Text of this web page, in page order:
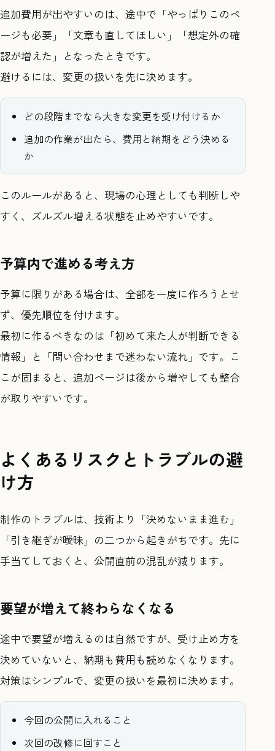
追加費用が出やすいのは、途中で「やっぱりこのペ
ージも必要」「文章も直してほしい」「想定外の確
認が増えた」となったときです。
避けるには、変更の扱いを先に決めます。
どの段階までなら大きな変更を受け付けるか
追加の作業が出たら、費用と納期をどう決める
か
このルールがあると、現場の心理としても判断しや
すく、ズルズル増える状態を止めやすいです。
予算内で進める考え方
予算に限りがある場合は、全部を一度に作ろうとせ
ず、優先順位を付けます。
最初に作るべきなのは「初めて来た人が判断できる
情報」と「問い合わせまで迷わない流れ」です。こ
こが固まると、追加ページは後から増やしても整合
が取りやすいです。
よくあるリスクとトラブルの避
け方
制作のトラブルは、技術より「決めないまま進む」
「引き継ぎが曖昧」の二つから起きがちです。先に
手当てしておくと、公開直前の混乱が減ります。
要望が増えて終わらなくなる
途中で要望が増えるのは自然ですが、受け止め方を
決めていないと、納期も費用も読めなくなります。
対策はシンプルで、変更の扱いを最初に決めます。
今回の公開に入れること
次回の改修に回すこと